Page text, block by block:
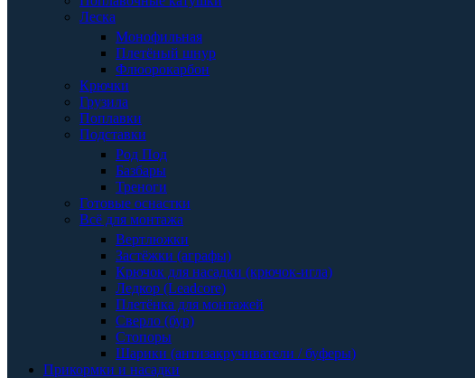
Леска
Монофильная
Плетёный шнур
Флюорокарбон
Крючки
Грузила
Поплавки
Подставки
Род Под
Базбары
Треноги
Готовые оснастки
Всё для монтажа
Вертлюжки
Застёжки (аграфы)
Крючок для насадки (крючок-игла)
Ледкор (Leadcore)
Плетёнка для монтажей
Сверло (бур)
Стопоры
Шарики (антизакручиватели / буферы)
Прикормки и насадки